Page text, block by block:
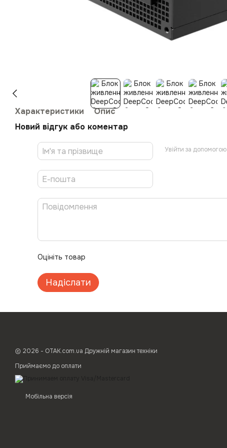
Характеристики
Опис
Новий відгук або коментар
Увійти за допомогою
Оцініть товар
Надіслати
© 2026 - ОТАК.com.ua Дружній магазин техніки
Приймаємо до оплати
Мобільна версія